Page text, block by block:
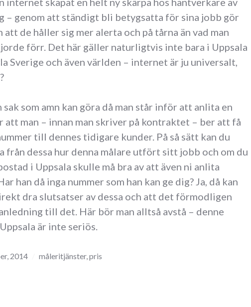
– genom att ständigt bli betygsatta för sina jobb gör
att de håller sig mer alerta och på tårna än vad man
förr. Det här gäller naturligtvis inte bara i Uppsala
Sverige och även världen – internet är ju universalt,
sak som amn kan göra då man står inför att anlita en
att man – innan man skriver på kontraktet – ber att få
till dennes tidigare kunder. På så sätt kan du
från dessa hur denna målare utfört sitt jobb och om du
i Uppsala skulle må bra av att även ni anlita
han då inga nummer som han kan ge dig? Ja, då kan
dra slutsatser av dessa och att det förmodligen
till det. Här bör man alltså avstå – denne
är inte seriös.
2014 måleritjänster,pris